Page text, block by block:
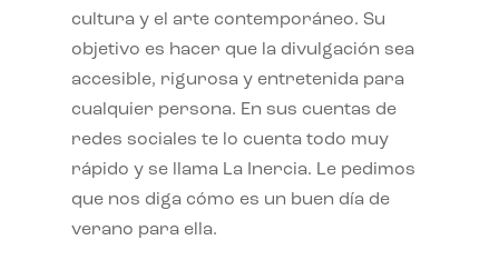
cultura y el arte contemporáneo. Su
objetivo es hacer que la divulgación sea
accesible, rigurosa y entretenida para
cualquier persona. En sus cuentas de
redes sociales te lo cuenta todo muy
rápido y se llama La Inercia. Le pedimos
que nos diga cómo es un buen día de
verano para ella.